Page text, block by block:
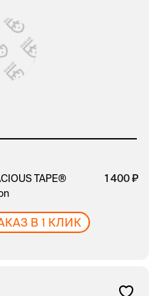
TAPE®
1 400
В 1 КЛИК